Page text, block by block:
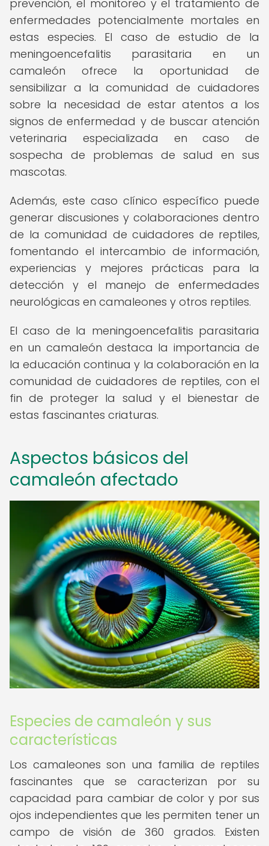
prevención, el monitoreo y el tratamiento de
enfermedades potencialmente mortales en
estas especies. El caso de estudio de la
meningoencefalitis parasitaria en un
camaleón ofrece la oportunidad de
sensibilizar a la comunidad de cuidadores
sobre la necesidad de estar atentos a los
signos de enfermedad y de buscar atención
veterinaria especializada en caso de
sospecha de problemas de salud en sus
mascotas.
Además, este caso clínico específico puede
generar discusiones y colaboraciones dentro
de la comunidad de cuidadores de reptiles,
fomentando el intercambio de información,
experiencias y mejores prácticas para la
detección y el manejo de enfermedades
neurológicas en camaleones y otros reptiles.
El caso de la meningoencefalitis parasitaria
en un camaleón destaca la importancia de
la educación continua y la colaboración en la
comunidad de cuidadores de reptiles, con el
fin de proteger la salud y el bienestar de
estas fascinantes criaturas.
Aspectos básicos del
camaleón afectado
Especies de camaleón y sus
características
Los camaleones son una familia de reptiles
fascinantes que se caracterizan por su
capacidad para cambiar de color y por sus
ojos independientes que les permiten tener un
campo de visión de 360 grados. Existen